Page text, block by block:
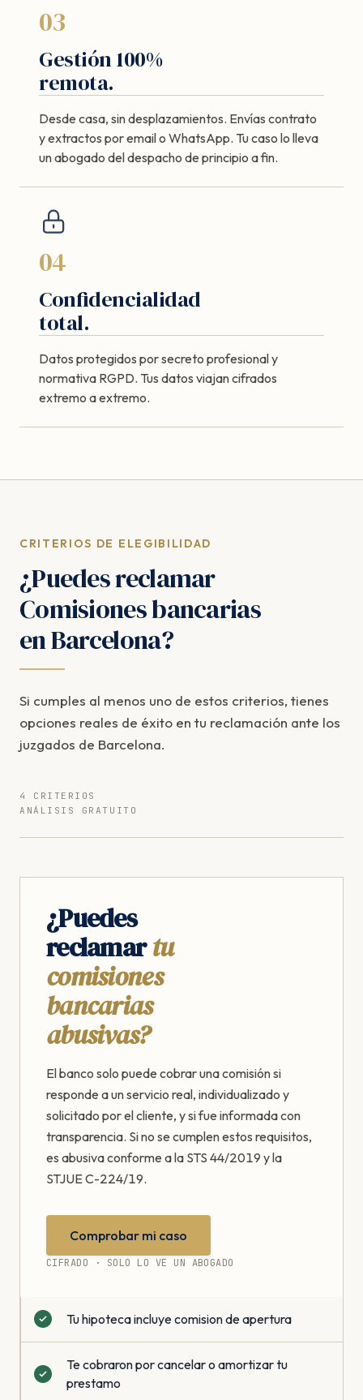
03
Gestión 100%
remota.
Desde casa, sin desplazamientos. Envías contrato
y extractos por email o WhatsApp. Tu caso lo lleva
un abogado del despacho de principio a fin.
04
Confidencialidad
total.
Datos protegidos por secreto profesional y
normativa RGPD. Tus datos viajan cifrados
extremo a extremo.
CRITERIOS DE ELEGIBILIDAD
¿Puedes reclamar
Comisiones bancarias
en Barcelona?
Si cumples al menos uno de estos criterios, tienes
opciones reales de éxito en tu reclamación ante los
juzgados de Barcelona.
4 CRITERIOS
ANÁLISIS GRATUITO
¿Puedes
reclamartu
comisiones
bancarias
abusivas?
El banco solo puede cobrar una comisión si
responde a un servicio real, individualizado y
solicitado por el cliente, y si fue informada con
transparencia. Si no se cumplen estos requisitos,
es abusiva conforme a la STS 44/2019 y la
STJUE C-224/19.
Comprobar mi caso
CIFRADO · SOLO LO VE UN ABOGADO
Tu hipoteca incluye comision de apertura
Te cobraron por cancelar o amortizar tu
prestamo